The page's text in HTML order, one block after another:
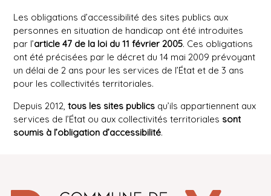
Les obligations d’accessibilité des sites publics aux
personnes en situation de handicap ont été introduites
par l’article 47 de la loi du 11 février 2005. Ces obligations
ont été précisées par le décret du 14 mai 2009 prévoyant
un délai de 2 ans pour les services de l’État et de 3 ans
pour les collectivités territoriales.
Depuis 2012,tous les sites publics qu’ils appartiennent aux
services de l’État ou aux collectivités territoriales sont
soumis à l’obligation d’accessibilité.